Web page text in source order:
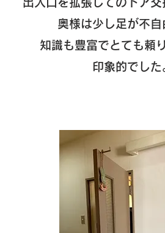
奥様は少し足が不
知識も豊富でとても頼
印象的でし